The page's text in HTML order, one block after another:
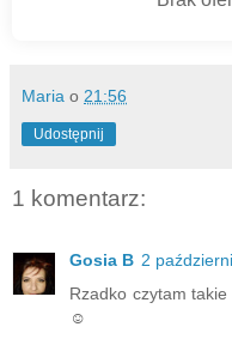
Maria o 21:56
Udostępnij
1 komentarz:
Gosia B 2
Rzadko czytam
☺